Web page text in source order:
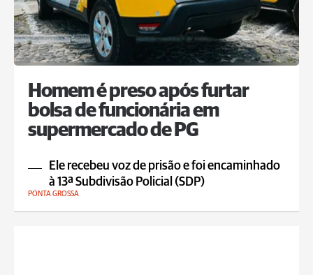
Homem é preso após furtar
bolsa de funcionária em
supermercado de PG
Ele recebeu voz de prisão e foi encaminhado
à 13ª Subdivisão Policial (SDP)
PONTA GROSSA